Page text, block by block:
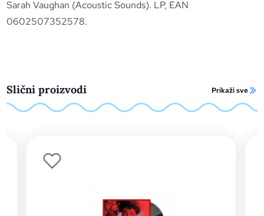
Sarah Vaughan (Acoustic Sounds). LP, EAN
0602507352578.
Slični proizvodi Prikaži sve